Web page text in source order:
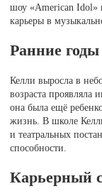
шоу «American Idol»
карьеры в
Ранние годы
Келли выросла в
возраста проявляла
она была ещё
жизнь. В школе
и театральных
способности.
Карьерный